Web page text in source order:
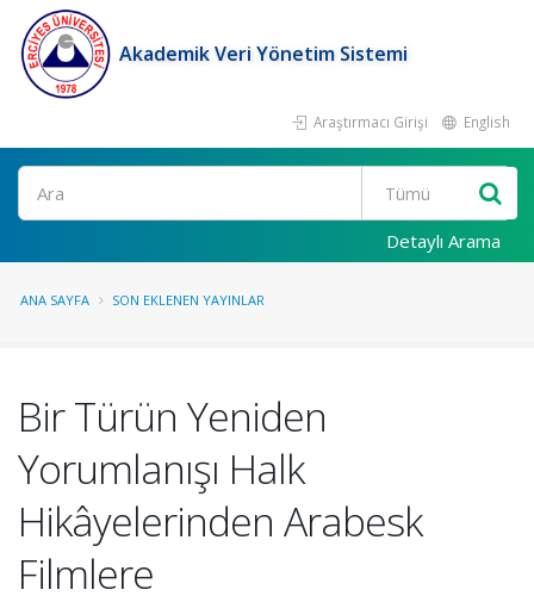
Akademik Veri Yönetim Sistemi
Araştırmacı Girişi English
Ara
Detaylı Arama
ANA SAYFA SON EKLENEN YAYINLAR
Bir Türün Yeniden
Yorumlanışı Halk
Hikâyelerinden Arabesk
Filmlere